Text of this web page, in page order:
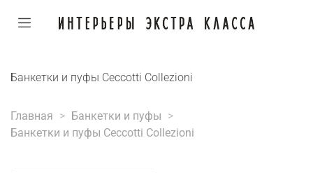
Банкетки и пуфы Ceccotti Collezioni
Главная
Банкетки и пуфы
Банкетки и пуфы Ceccotti Collezioni